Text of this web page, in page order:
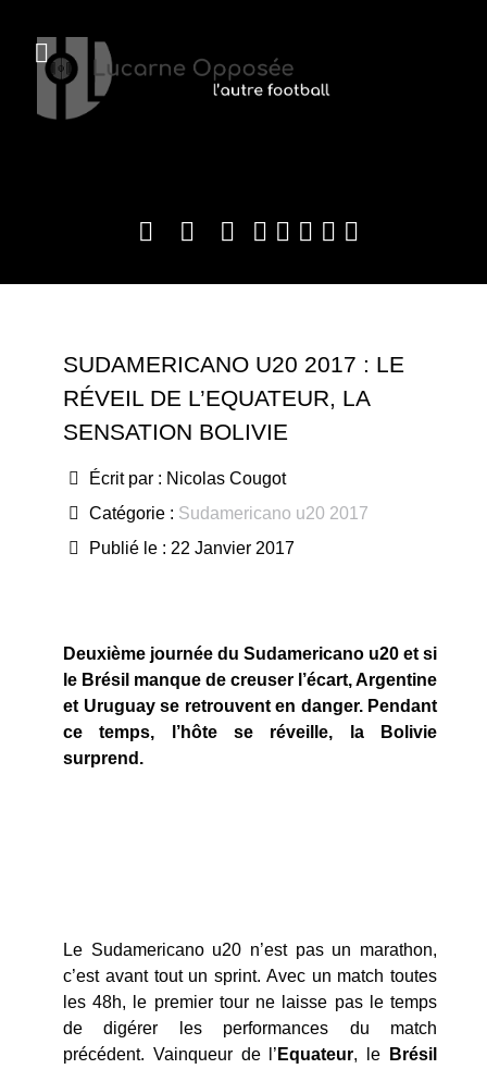
SUDAMERICANO U20 2017 : LE
RÉVEIL DE L’EQUATEUR, LA
SENSATION BOLIVIE
Écrit par : Nicolas Cougot
Catégorie : Sudamericano u20 2017
Publié le : 22 Janvier 2017
Deuxième journée du Sudamericano u20 et si
le Brésil manque de creuser l’écart, Argentine
et Uruguay se retrouvent en danger. Pendant
ce temps, l’hôte se réveille, la Bolivie
surprend.
Le Sudamericano u20 n’est pas un marathon,
c’est avant tout un sprint. Avec un match toutes
les 48h, le premier tour ne laisse pas le temps
de digérer les performances du match
précédent. Vainqueur de l’ Equateur, le
Brésil